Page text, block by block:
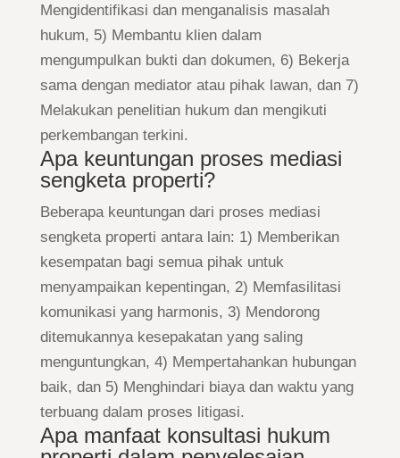
Mengidentifikasi dan menganalisis masalah
hukum, 5) Membantu klien dalam
mengumpulkan bukti dan dokumen, 6) Bekerja
sama dengan mediator atau pihak lawan, dan 7)
Melakukan penelitian hukum dan mengikuti
perkembangan terkini.
Apa keuntungan proses mediasi
sengketa properti?
Beberapa keuntungan dari proses mediasi
sengketa properti antara lain: 1) Memberikan
kesempatan bagi semua pihak untuk
menyampaikan kepentingan, 2) Memfasilitasi
komunikasi yang harmonis, 3) Mendorong
ditemukannya kesepakatan yang saling
menguntungkan, 4) Mempertahankan hubungan
baik, dan 5) Menghindari biaya dan waktu yang
terbuang dalam proses litigasi.
Apa manfaat konsultasi hukum